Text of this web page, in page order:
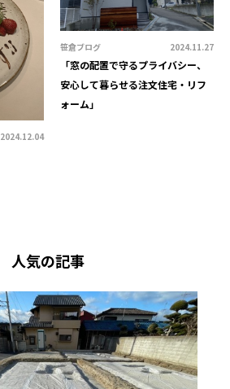
2024.12.04
笹倉ブログ 2024.11.27
「窓の配置で守るプライバシー、
安心して暮らせる注文住宅・リフ
ォーム」
人気の記事